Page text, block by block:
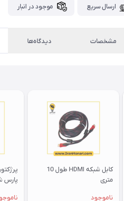
ارسال سریع موجود در انبار
مشخصات دیدگاه‌ها
کابل شبکه HDMI طول 10
متری
ناموجود
پارس